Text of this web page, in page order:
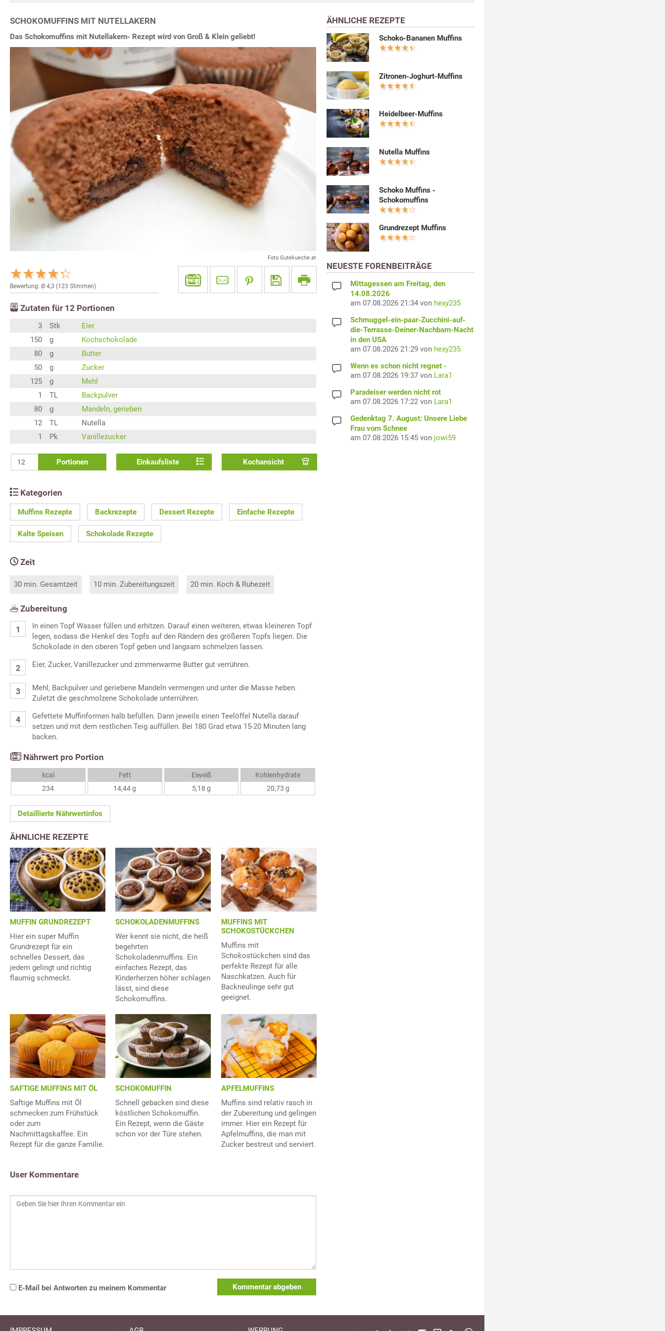
SCHOKOMUFFINS MIT NUTELLAKERN
Das Schokomuffins mit Nutellakern- Rezept wird von Groß & Klein geliebt!
Foto Gutekueche.at
Bewertung: Ø 4,3 (123 Stimmen)
Zutaten für 12 Portionen
3 Stk
Eier
150
g
Kochschokolade
80
g
Butter
50
g
Zucker
125
g
Mehl
1
TL
Backpulver
80
g
Mandeln, gerieben
12
TL
Nutella
1
Pk Vanillezucker
Portionen Einkaufsliste Kochansicht
Kategorien
Muffins Rezepte Backrezepte Dessert Rezepte Einfache Rezepte
Kalte Speisen Schokolade Rezepte
Zeit
30 min. Gesamtzeit 10 min. Zubereitungszeit 20 min. Koch & Ruhezeit
Zubereitung
In einen Topf Wasser füllen und erhitzen. Darauf einen weiteren, etwas kleineren Topf
legen, sodass die Henkel des Topfs auf den Rändern des größeren Topfs liegen. Die
Schokolade in den oberen Topf geben und langsam schmelzen lassen.
Eier, Zucker, Vanillezucker und zimmerwarme Butter gut verrühren.
Mehl, Backpulver und geriebene Mandeln vermengen und unter die Masse heben.
Zuletzt die geschmolzene Schokolade unterrühren.
Gefettete Muffinformen halb befüllen. Dann jeweils einen Teelöffel Nutella darauf
setzen und mit dem restlichen Teig auffüllen. Bei 180 Grad etwa 15-20 Minuten lang
backen.
Nährwert pro Portion
kcal
234
Fett
14,44 g
Eiweiß
5,18 g
Kohlenhydrate
20,73 g
Detaillierte Nährwertinfos
ÄHNLICHE REZEPTE
MUFFIN GRUNDREZEPT
Hier ein super Muffin
Grundrezept für ein
schnelles Dessert, das
jedem gelingt und richtig
flaumig schmeckt.
SCHOKOLADENMUFFINS
Wer kennt sie nicht, die heiß
begehrten
Schokoladenmuffins. Ein
einfaches Rezept, das
Kinderherzen höher schlagen
lässt, sind diese
Schokomuffins.
MUFFINS MIT
SCHOKOSTÜCKCHEN
Muffins mit
Schokostückchen sind das
perfekte Rezept für alle
Naschkatzen. Auch für
Backneulinge sehr gut
geeignet.
SAFTIGE MUFFINS MIT ÖL
Saftige Muffins mit Öl
schmecken zum Frühstück
oder zum
Nachmittagskaffee. Ein
Rezept für die ganze Familie.
SCHOKOMUFFIN
Schnell gebacken sind diese
köstlichen Schokomuffin.
Ein Rezept, wenn die Gäste
schon vor der Türe stehen.
APFELMUFFINS
Muffins sind relativ rasch in
der Zubereitung und gelingen
immer. Hier ein Rezept für
Apfelmuffins, die man mit
Zucker bestreut und serviert.
User Kommentare
E-Mail bei Antworten zu meinem Kommentar Kommentar abgeben
ÄHNLICHE REZEPTE
Schoko-Bananen Muffins
Zitronen-Joghurt-Muffins
Heidelbeer-Muffins
Nutella Muffins
Schoko Muffins -
Schokomuffins
Grundrezept Muffins
NEUESTE FORENBEITRÄGE
Mittagessen am Freitag, den
14.08.2026
am 07.08.2026 21:34 von hexy235
Schmuggel-ein-paar-Zucchini-auf-
die-Terrasse-Deiner-Nachbarn-Nacht
in den USA
am 07.08.2026 21:29 von hexy235
Wenn es schon nicht regnet -
am 07.08.2026 19:37 von Lara1
Paradeiser werden nicht rot
am 07.08.2026 17:22 von Lara1
Gedenktag 7. August: Unsere Liebe
Frau vom Schnee
am 07.08.2026 15:45 von jowi59